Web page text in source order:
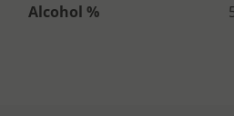
Alcohol %